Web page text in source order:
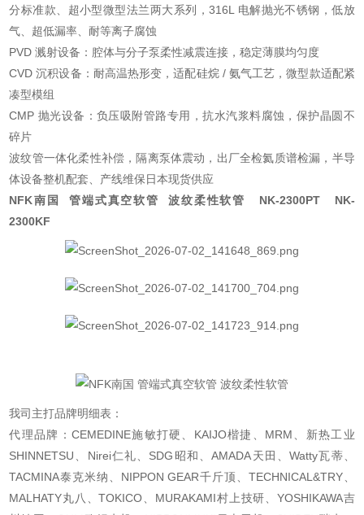
分标准款、超小型微型法兰两大系列，316L 电解抛光不锈钢，低放
气、超低漏率、耐等离子腐蚀
PVD 溅射设备：腔体与分子泵柔性减震连接，稳定薄膜均匀度
CVD 沉积设备：耐高温热形变，适配硅烷 / 氨气工艺，微型款适配紧
凑型模组
CMP 抛光设备：负压吸附管路专用，抗水汽浆料腐蚀，保护晶圆不
碎片
波纹管一体化柔性补偿，隔离泵体震动，出厂全检氦质谱检漏，半导
体设备整机配套、产线维保日本现货供应
NFK南国 管端式真空软管 波纹柔性软管 NK-2300PT NK-
2300KF
我司主打品牌明细表：
代理品牌：CEMEDINE施敏打硬、KAIJO楷捷、MRM、新热工业
SHINNETSU、Nirei仁礼、SDG昭和、AMADA天田、Watty瓦蒂、
TACMINA泰克米纳、NIPPON GEAR千斤顶、TECHNICAL&TRY、
MALHATY丸八、TOKICO、MURAKAMI村上技研、YOSHIKAWA吉